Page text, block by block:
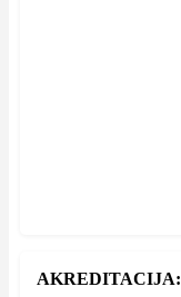
AKREDITACIJA: